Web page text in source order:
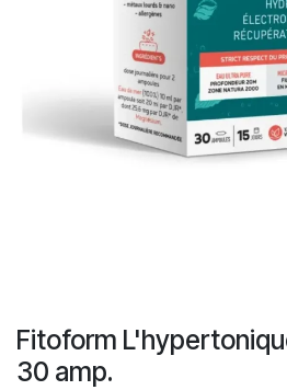
Fitoform
30 amp.